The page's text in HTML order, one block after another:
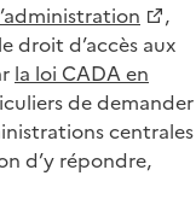
,
droit d’accès aux
la loi CADA en
de demander
centrales
d’y répondre,